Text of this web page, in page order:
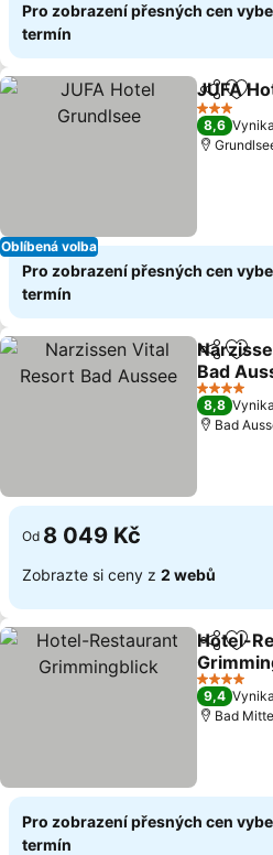
Pro zobrazení přesných cen
termín
Oblíbená volba
Sdílet
JUFA
3 Počet
8,6
Pro zobrazení přesných cen
termín
Sdílet
Bad
Ukázat
4 Počet
8,8
Bad
Od 8 049 Kč
Zobrazte si ceny z 2 webů
Sdílet
Hotel-
Ukázat
4 Počet
9,4
Bad
Pro zobrazení přesných cen
termín